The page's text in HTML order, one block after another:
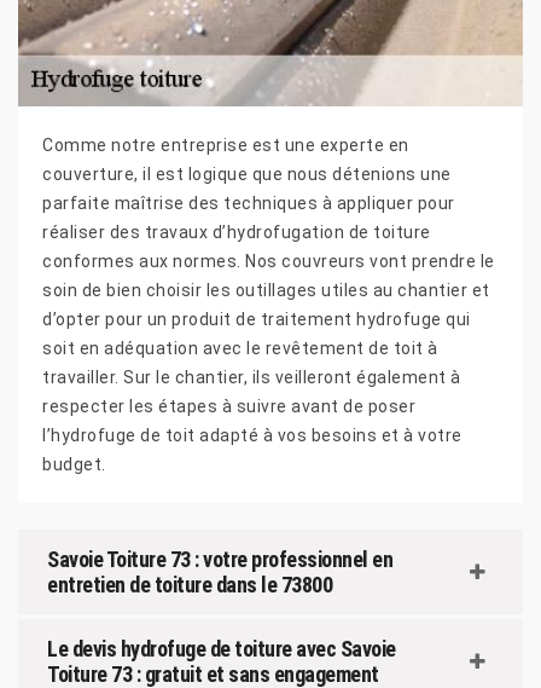
Comme notre entreprise est une experte en
couverture, il est logique que nous détenions une
parfaite maîtrise des techniques à appliquer pour
réaliser des travaux d’hydrofugation de toiture
conformes aux normes. Nos couvreurs vont prendre le
soin de bien choisir les outillages utiles au chantier et
d’opter pour un produit de traitement hydrofuge qui
soit en adéquation avec le revêtement de toit à
travailler. Sur le chantier, ils veilleront également à
respecter les étapes à suivre avant de poser
l’hydrofuge de toit adapté à vos besoins et à votre
budget.
Savoie Toiture 73 : votre professionnel en
entretien de toiture dans le 73800
Le devis hydrofuge de toiture avec Savoie
Toiture 73 : gratuit et sans engagement